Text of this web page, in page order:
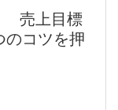
売上目標
のコツを押